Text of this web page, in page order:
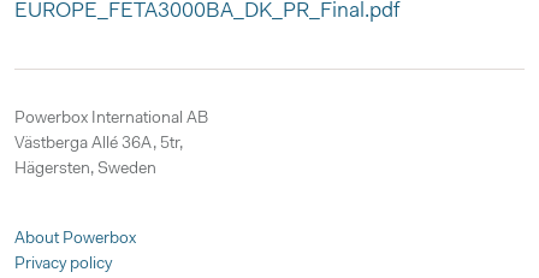
EUROPE_FETA3000BA_DK_PR_Final.pdf
Powerbox International AB
Västberga Allé 36A, 5tr,
Hägersten, Sweden
About Powerbox
Privacy policy